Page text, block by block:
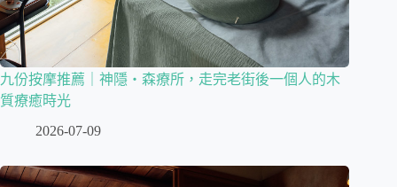
九份按摩推薦｜神隱・森療所，走完老街後一個人的木
質療癒時光
2026-07-09